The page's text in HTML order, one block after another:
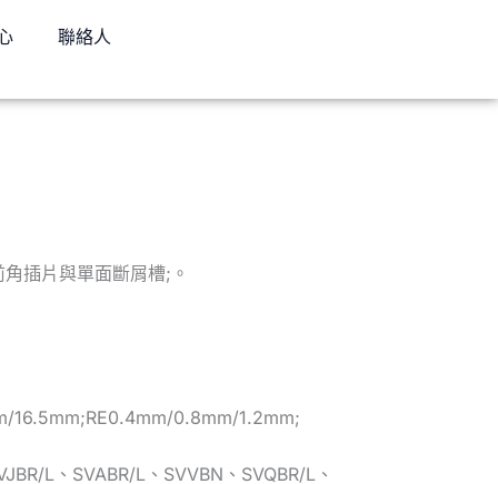
聯絡人
插片與單面斷屑槽;。
16.5mm;RE0.4mm/0.8mm/1.2mm;
L、SVABR/L、SVVBN、SVQBR/L、